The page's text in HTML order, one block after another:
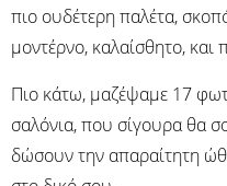
πιο ουδέτερη παλέτα,
μοντέρνο, καλαίσθητο, και
Πιο κάτω, μαζέψαμε 17
σαλόνια, που σίγουρα θα
δώσουν την απαραίτητη